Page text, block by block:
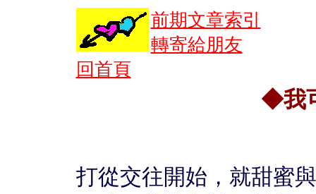
前期文章索引
轉寄給朋友
回首頁
◆我
打從交往開始，就甜蜜